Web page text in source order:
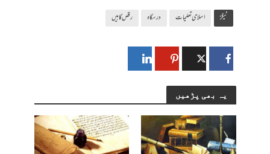
ٹیگز اسلامی تعلیمات درسگاہ رقص گاہیں
یہ بھی پڑھیں